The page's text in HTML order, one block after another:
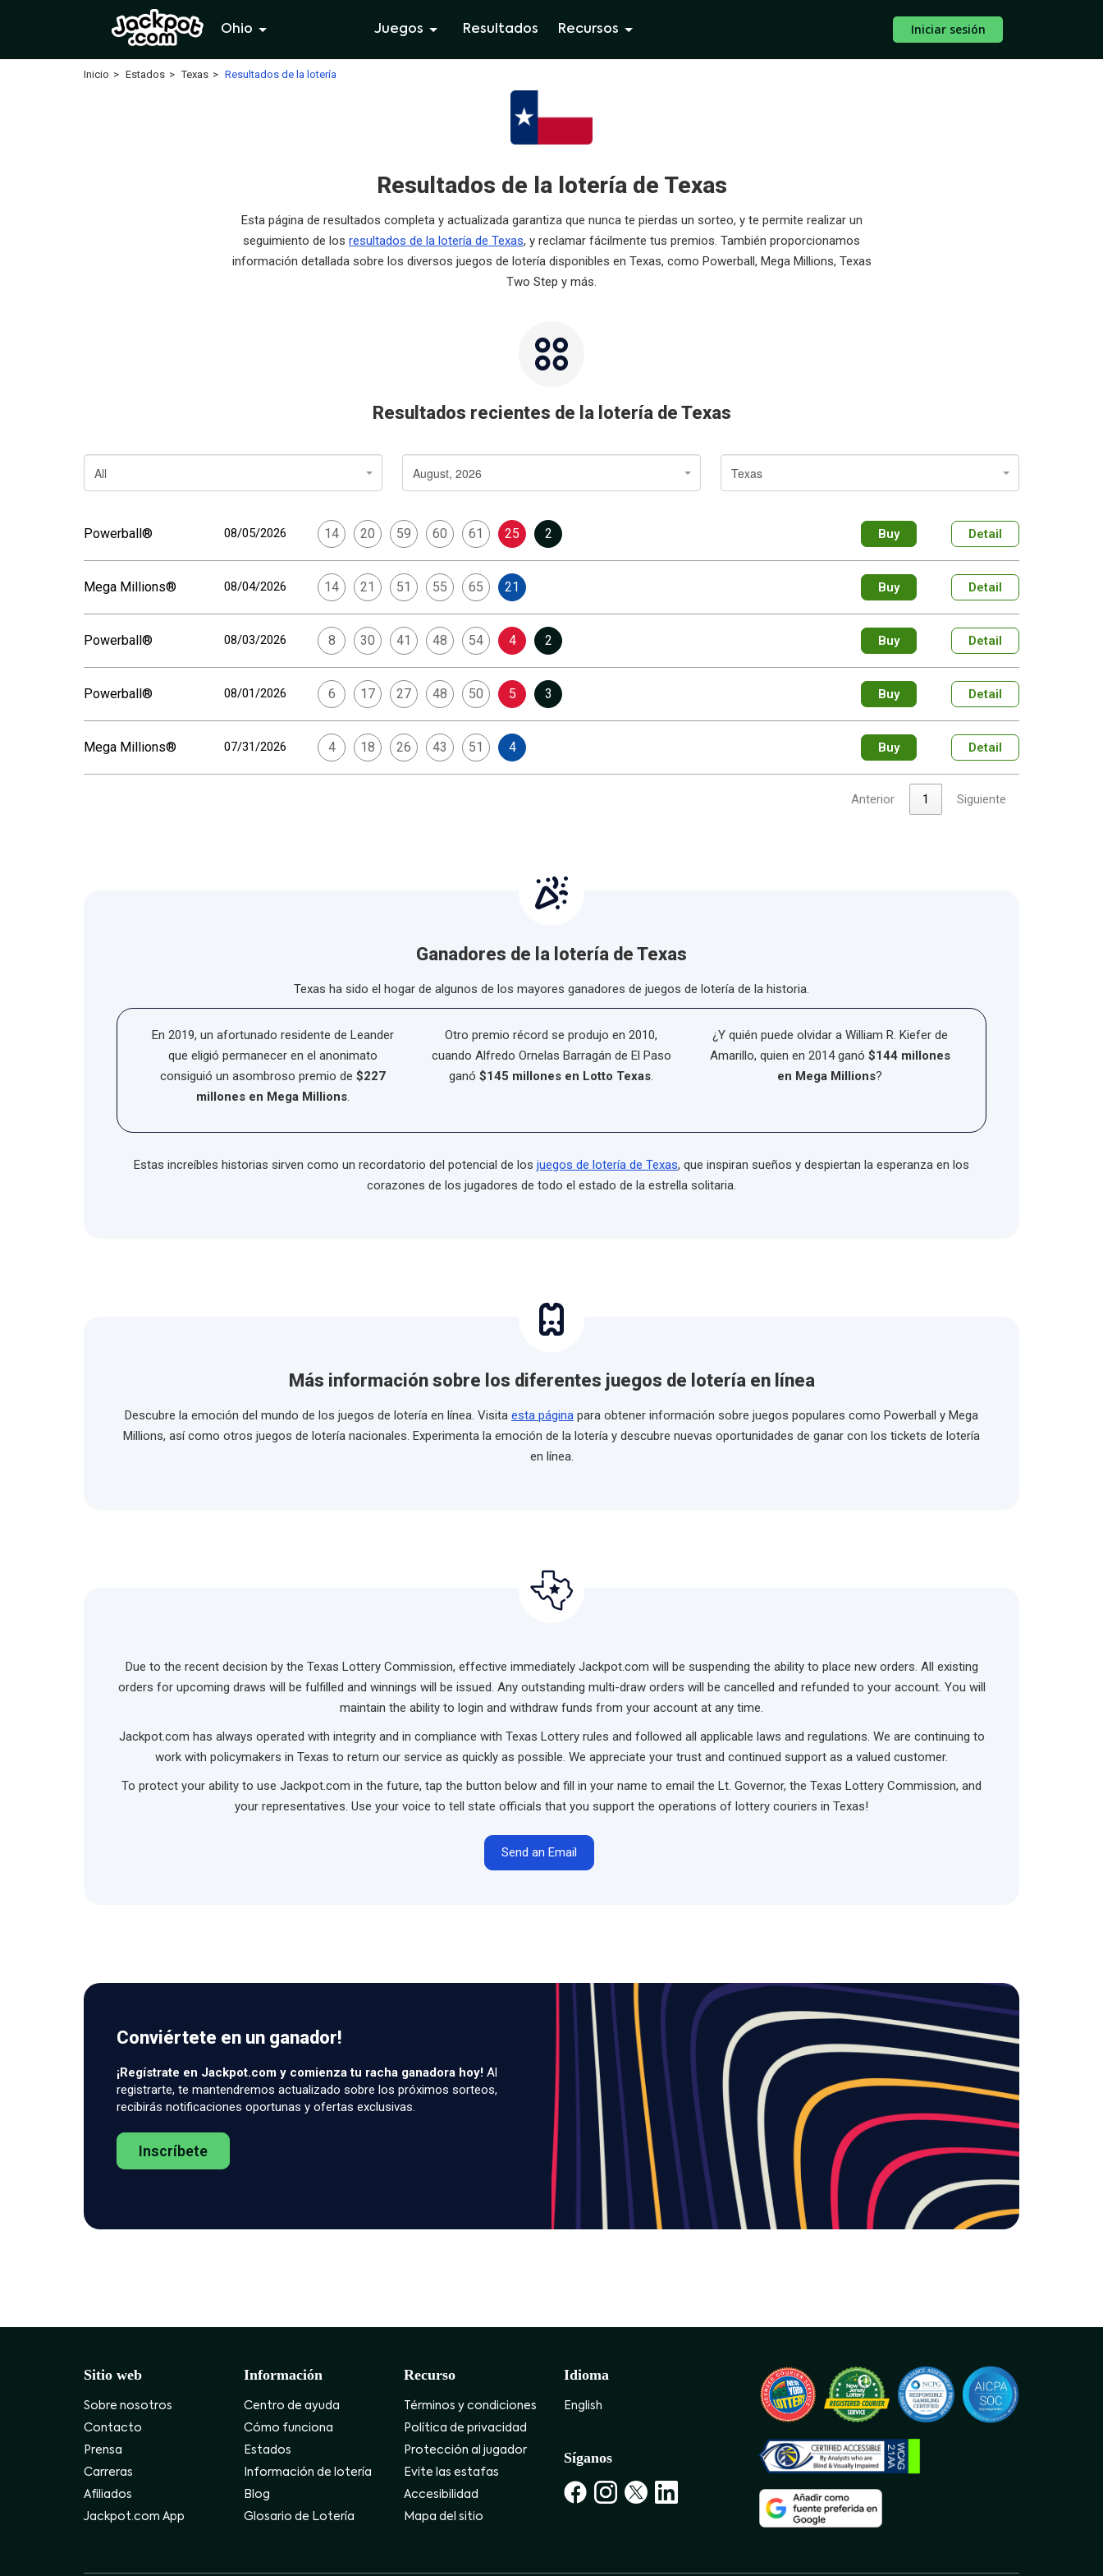
Ohio Juegos Resultados Recursos Iniciar sesión
Inicio Estados Texas Resultados de la lotería
Resultados de la lotería de Texas
Esta página de resultados completa y actualizada garantiza que nunca te pierdas un sorteo, y te permite realizar un
seguimiento de los resultados de la lotería de Texas, y reclamar fácilmente tus premios. También proporcionamos
información detallada sobre los diversos juegos de lotería disponibles en Texas, como Powerball, Mega Millions, Texas
Two Step y más.
Resultados recientes de la lotería de Texas
All August, 2026 Texas
Powerball® 08/05/2026 14 20 59 60 61 25 2 Buy Detail
Mega Millions® 08/04/2026 14 21 51 55 65 21 Buy Detail
Powerball® 08/03/2026 8 30 41 48 54 4 2 Buy Detail
Powerball® 08/01/2026 6 17 27 48 50 5 3 Buy Detail
Mega Millions® 07/31/2026 4 18 26 43 51 4 Buy Detail
Anterior 1 Siguiente
Ganadores de la lotería de Texas
Texas ha sido el hogar de algunos de los mayores ganadores de juegos de lotería de la historia.
En 2019, un afortunado residente de Leander
que eligió permanecer en el anonimato
consiguió un asombroso premio de$227
millones en Mega Millions
Otro premio récord se produjo en 2010,
cuando Alfredo Ornelas Barragán de El Paso
ganó$145 millones en Lotto Texas
¿Y quién puede olvidar a William R. Kiefer de
Amarillo, quien en 2014 ganó $144 millones
en Mega Millions?
Estas increíbles historias sirven como un recordatorio del potencial de los juegos de lotería de Texas, que inspiran sueños y despiertan la esperanza en los
corazones de los jugadores de todo el estado de la estrella solitaria.
Más información sobre los diferentes juegos de lotería en línea
Descubre la emoción del mundo de los juegos de lotería en línea. Visita esta página para obtener información sobre juegos populares como Powerball y Mega
Millions, así como otros juegos de lotería nacionales. Experimenta la emoción de la lotería y descubre nuevas oportunidades de ganar con los tickets de lotería
en línea.
Due to the recent decision by the Texas Lottery Commission, effective immediately Jackpot.com will be suspending the ability to place new orders. All existing
orders for upcoming draws will be fulfilled and winnings will be issued. Any outstanding multi-draw orders will be cancelled and refunded to your account. You will
maintain the ability to login and withdraw funds from your account at any time.
Jackpot.com has always operated with integrity and in compliance with Texas Lottery rules and followed all applicable laws and regulations. We are continuing to
work with policymakers in Texas to return our service as quickly as possible. We appreciate your trust and continued support as a valued customer.
To protect your ability to use Jackpot.com in the future, tap the button below and fill in your name to email the Lt. Governor, the Texas Lottery Commission, and
your representatives. Use your voice to tell state officials that you support the operations of lottery couriers in Texas!
Send an Email
Conviértete en un ganador!
¡Regístrate en Jackpot.com y comienza tu racha ganadora hoy! Al
registrarte, te mantendremos actualizado sobre los próximos sorteos,
recibirás notificaciones oportunas y ofertas exclusivas.
Inscríbete
Sitio web
Sobre nosotros
Contacto
Prensa
Carreras
Afiliados
Jackpot.com App
Información
Centro de ayuda
Cómo funciona
Estados
Información de lotería
Blog
Glosario de Lotería
Recurso
Términos y condiciones
Política de privacidad
Protección al jugador
Evite las estafas
Accesibilidad
Mapa del sitio
Idioma
English
Síganos